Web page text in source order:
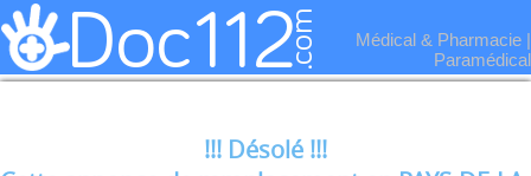
Médical & Pharmacie |
Paramédical
!!! Désolé !!!